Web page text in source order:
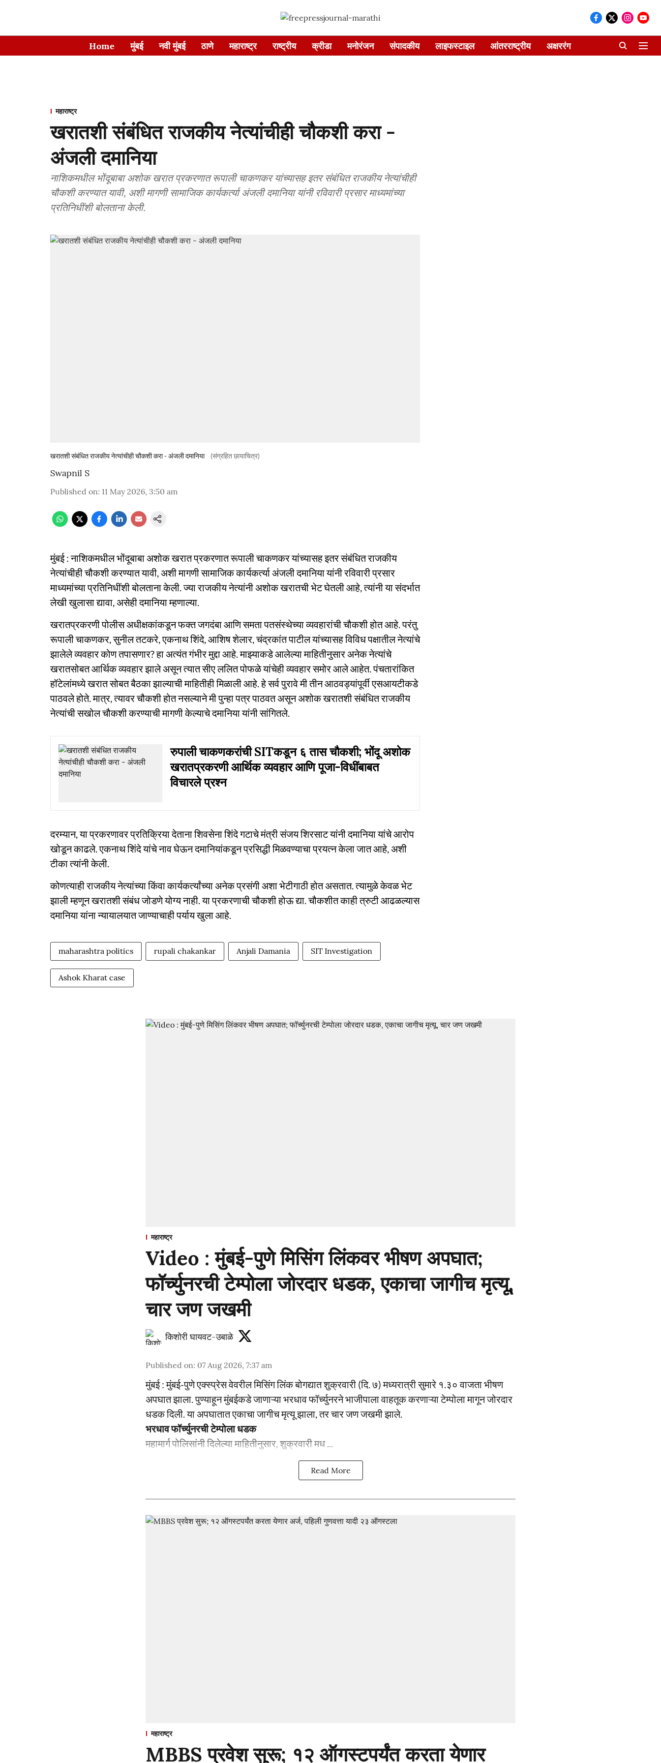
Home मुंबई नवी मुंबई ठाणे महाराष्ट्र राष्ट्रीय क्रीडा मनोरंजन संपादकीय लाइफस्टाइल आंतरराष्ट्रीय अक्षररंग
महाराष्ट्र
खरातशी संबंधित राजकीय नेत्यांचीही चौकशी करा -
अंजली दमानिया
नाशिकमधील भोंदूबाबा अशोक खरात प्रकरणात रूपाली चाकणकर यांच्यासह इतर संबंधित राजकीय नेत्यांचीही
चौकशी करण्यात यावी, अशी मागणी सामाजिक कार्यकर्त्या अंजली दमानिया यांनी रविवारी प्रसार माध्यमांच्या
प्रतिनिधींशी बोलताना केली.
खरातशी संबंधित राजकीय नेत्यांचीही चौकशी करा - अंजली दमानिया (संग्रहित छायाचित्र)
Swapnil S
Published on: 11 May 2026, 3:50 am
मुंबई : नाशिकमधील भोंदूबाबा अशोक खरात प्रकरणात रूपाली चाकणकर यांच्यासह इतर संबंधित राजकीय
नेत्यांचीही चौकशी करण्यात यावी, अशी मागणी सामाजिक कार्यकर्त्या अंजली दमानिया यांनी रविवारी प्रसार
माध्यमांच्या प्रतिनिधींशी बोलताना केली. ज्या राजकीय नेत्यांनी अशोक खरातची भेट घेतली आहे, त्यांनी या संदर्भात
लेखी खुलासा द्यावा, असेही दमानिया म्हणाल्या.
खरातप्रकरणी पोलीस अधीक्षकांकडून फक्त जगदंबा आणि समता पतसंस्थेच्या व्यवहारांची चौकशी होत आहे. परंतु
रूपाली चाकणकर, सुनील तटकरे, एकनाथ शिंदे, आशिष शेलार, चंद्रकांत पाटील यांच्यासह विविध पक्षातील नेत्यांचे
झालेले व्यवहार कोण तपासणार? हा अत्यंत गंभीर मुद्दा आहे. माझ्याकडे आलेल्या माहितीनुसार अनेक नेत्यांचे
खरातसोबत आर्थिक व्यवहार झाले असून त्यात सीए ललित पोफळे यांचेही व्यवहार समोर आले आहेत. पंचतारांकित
हॉटेलांमध्ये खरात सोबत बैठका झाल्याची माहितीही मिळाली आहे. हे सर्व पुरावे मी तीन आठवड्यांपूर्वी एसआयटीकडे
पाठवले होते. मात्र, त्यावर चौकशी होत नसल्याने मी पुन्हा पत्र पाठवत असून अशोक खरातशी संबंधित राजकीय
नेत्यांची सखोल चौकशी करण्याची मागणी केल्याचे दमानिया यांनी सांगितले.
रुपाली चाकणकरांची SITकडून ६ तास चौकशी; भोंदू अशोक
खरातप्रकरणी आर्थिक व्यवहार आणि पूजा-विधींबाबत
विचारले प्रश्न
दरम्यान, या प्रकरणावर प्रतिक्रिया देताना शिवसेना शिंदे गटाचे मंत्री संजय शिरसाट यांनी दमानिया यांचे आरोप
खोडून काढले. एकनाथ शिंदे यांचे नाव घेऊन दमानियांकडून प्रसिद्धी मिळवण्याचा प्रयत्न केला जात आहे, अशी
टीका त्यांनी केली.
कोणत्याही राजकीय नेत्यांच्या किंवा कार्यकर्त्यांच्या अनेक प्रसंगी अशा भेटीगाठी होत असतात. त्यामुळे केवळ भेट
झाली म्हणून खरातशी संबंध जोडणे योग्य नाही. या प्रकरणाची चौकशी होऊ द्या. चौकशीत काही त्रुटी आढळल्यास
दमानिया यांना न्यायालयात जाण्याचाही पर्याय खुला आहे.
maharashtra politics rupali chakankar Anjali Damania SIT Investigation
Ashok Kharat case
महाराष्ट्र
Video : मुंबई-पुणे मिसिंग लिंकवर भीषण अपघात;
फॉर्च्युनरची टेम्पोला जोरदार धडक, एकाचा जागीच मृत्यू,
चार जण जखमी
किशोरी घायवट-उबाळे
Published on: 07 Aug 2026, 7:37 am
मुंबई : मुंबई-पुणे एक्स्प्रेस वेवरील मिसिंग लिंक बोगद्यात शुक्रवारी (दि. ७) मध्यरात्री सुमारे १.३० वाजता भीषण
अपघात झाला. पुण्याहून मुंबईकडे जाणाऱ्या भरधाव फॉर्च्युनरने भाजीपाला वाहतूक करणाऱ्या टेम्पोला मागून जोरदार
धडक दिली. या अपघातात एकाचा जागीच मृत्यू झाला, तर चार जण जखमी झाले.
भरधाव फॉर्च्युनरची टेम्पोला धडक
महामार्ग पोलिसांनी दिलेल्या माहितीनुसार, शुक्रवारी मध ...
Read More
महाराष्ट्र
MBBS प्रवेश सुरू; १२ ऑगस्टपर्यंत करता येणार